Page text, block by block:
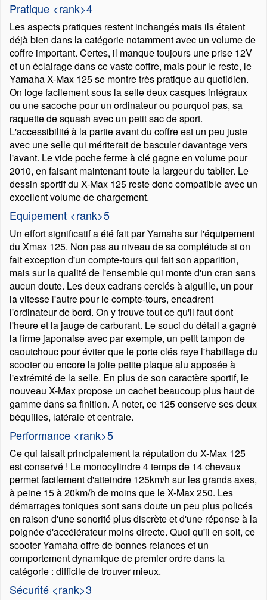
Pratique <rank>4
Les aspects pratiques restent inchangés mais ils étaient
déjà bien dans la catégorie notamment avec un volume de
coffre important. Certes, il manque toujours une prise 12V
et un éclairage dans ce vaste coffre, mais pour le reste, le
Yamaha X-Max 125 se montre très pratique au quotidien.
On loge facilement sous la selle deux casques intégraux
ou une sacoche pour un ordinateur ou pourquoi pas, sa
raquette de squash avec un petit sac de sport.
L'accessibilité à la partie avant du coffre est un peu juste
avec une selle qui mériterait de basculer davantage vers
l'avant. Le vide poche ferme à clé gagne en volume pour
2010, en faisant maintenant toute la largeur du tablier. Le
dessin sportif du X-Max 125 reste donc compatible avec un
excellent volume de chargement.
Equipement <rank>5
Un effort significatif a été fait par Yamaha sur l'équipement
du Xmax 125. Non pas au niveau de sa complétude si on
fait exception d'un compte-tours qui fait son apparition,
mais sur la qualité de l'ensemble qui monte d'un cran sans
aucun doute. Les deux cadrans cerclés à aiguille, un pour
la vitesse l'autre pour le compte-tours, encadrent
l'ordinateur de bord. On y trouve tout ce qu'il faut dont
l'heure et la jauge de carburant. Le souci du détail a gagné
la firme japonaise avec par exemple, un petit tampon de
caoutchouc pour éviter que le porte clés raye l'habillage du
scooter ou encore la jolie petite plaque alu apposée à
l'extrémité de la selle. En plus de son caractère sportif, le
nouveau X-Max propose un cachet beaucoup plus haut de
gamme dans sa finition. A noter, ce 125 conserve ses deux
béquilles, latérale et centrale.
Performance <rank>5
Ce qui faisait principalement la réputation du X-Max 125
est conservé ! Le monocylindre 4 temps de 14 chevaux
permet facilement d'atteindre 125km/h sur les grands axes,
à peine 15 à 20km/h de moins que le X-Max 250. Les
démarrages toniques sont sans doute un peu plus policés
en raison d'une sonorité plus discrète et d'une réponse à la
poignée d'accélérateur moins directe. Quoi qu'il en soit, ce
scooter Yamaha offre de bonnes relances et un
comportement dynamique de premier ordre dans la
catégorie : difficile de trouver mieux.
Sécurité <rank>3